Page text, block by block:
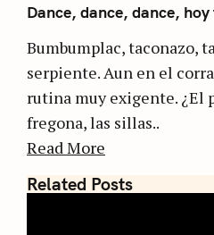
Dance, dance, dance,
Bumbumplac, taconazo,
serpiente. Aun en el
rutina muy exigente. ¿El
fregona, las sillas..
Read More
Related Posts